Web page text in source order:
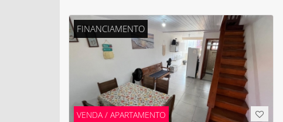
FINANCIAMENTO
VENDA / APARTAMENTO